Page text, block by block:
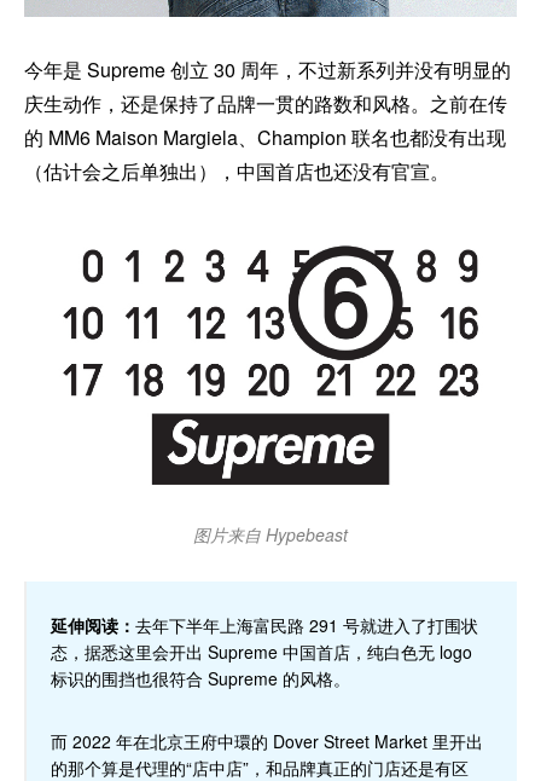
今年是 Supreme 创立 30 周年，不过新系列并没有明显的
庆生动作，还是保持了品牌一贯的路数和风格。之前在传
的 MM6 Maison Margiela、Champion 联名也都没有出现
（估计会之后单独出），中国首店也还没有官宣。
图片来自 Hypebeast
延伸阅读： 去年下半年上海富民路 291 号就进入了打围状
态，据悉这里会开出 Supreme 中国首店，纯白色无 logo
标识的围挡也很符合 Supreme 的风格。
而 2022 年在北京王府中環的 Dover Street Market 里开出
的那个算是代理的“店中店”，和品牌真正的门店还是有区